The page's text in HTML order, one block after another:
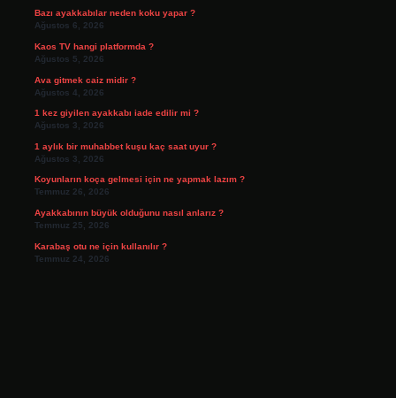
Bazı ayakkabılar neden koku yapar ?
Ağustos 6, 2026
Kaos TV hangi platformda ?
Ağustos 5, 2026
Ava gitmek caiz midir ?
Ağustos 4, 2026
1 kez giyilen ayakkabı iade edilir mi ?
Ağustos 3, 2026
1 aylık bir muhabbet kuşu kaç saat uyur ?
Ağustos 3, 2026
Koyunların koça gelmesi için ne yapmak lazım ?
Temmuz 26, 2026
Ayakkabının büyük olduğunu nasıl anlarız ?
Temmuz 25, 2026
Karabaş otu ne için kullanılır ?
Temmuz 24, 2026